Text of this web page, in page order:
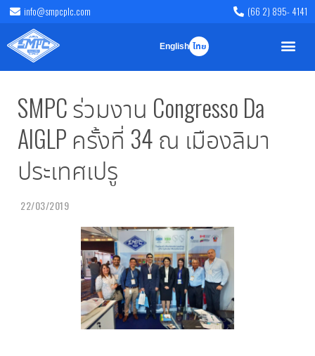
info@smpcplc.com (66 2) 895- 4141
English ไทย
SMPC ร่วมงาน Congresso Da
AIGLP ครั้งที่ 34 ณ เมืองลิมา
ประเทศเปรู
22/03/2019